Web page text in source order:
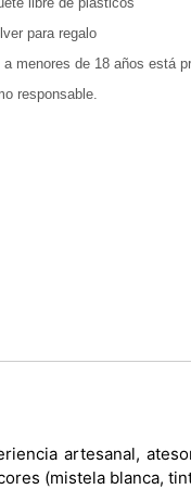
para regalo
menores de 18 años está
responsable.
artesanal,
(mistela blanca,